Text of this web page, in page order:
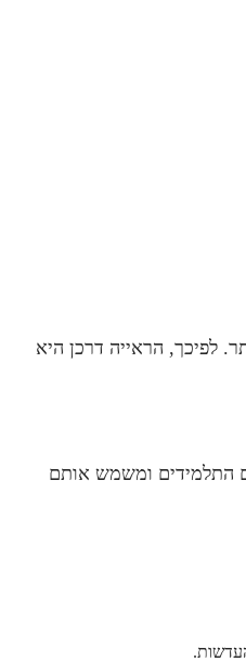
לפיכך, הראייה דרכן היא
התלמידים ומשמש אותם